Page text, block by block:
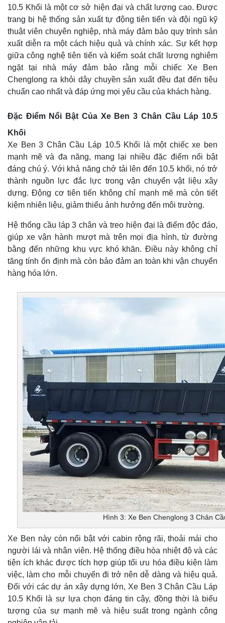
10.5 Khối là một cơ sở hiện đại và chất lượng cao. Được
trang bị hệ thống sản xuất tự động tiên tiến và đội ngũ kỹ
thuật viên chuyên nghiệp, nhà máy đảm bảo quy trình sản
xuất diễn ra một cách hiệu quả và chính xác. Sự kết hợp
giữa công nghệ tiên tiến và kiểm soát chất lượng nghiêm
ngặt tại nhà máy đảm bảo rằng mỗi chiếc Xe Ben
Chenglong ra khỏi dây chuyền sản xuất đều đạt đến tiêu
chuẩn cao nhất và đáp ứng mọi yêu cầu của khách hàng.
Đặc Điểm Nổi Bật Của Xe Ben 3 Chân Cầu Láp 10.5
Khối
Xe Ben 3 Chân Cầu Láp 10.5 Khối là một chiếc xe ben
mạnh mẽ và đa năng, mang lại nhiều đặc điểm nổi bật
đáng chú ý. Với khả năng chở tải lên đến 10.5 khối, nó trở
thành nguồn lực đắc lực trong vận chuyển vật liệu xây
dựng. Động cơ tiên tiến không chỉ mạnh mẽ mà còn tiết
kiệm nhiên liệu, giảm thiểu ảnh hưởng đến môi trường.
Hệ thống cầu láp 3 chân và treo hiện đại là điểm độc đáo,
giúp xe vận hành mượt mà trên mọi địa hình, từ đường
bằng đến những khu vực khó khăn. Điều này không chỉ
tăng tính ổn định mà còn bảo đảm an toàn khi vận chuyển
hàng hóa lớn.
Hình 3: Xe Ben Chenglong 3 Chân
Xe Ben này còn nổi bật với cabin rộng rãi, thoải mái cho
người lái và nhân viên. Hệ thống điều hòa nhiệt độ và các
tiện ích khác được tích hợp giúp tối ưu hóa điều kiện làm
việc, làm cho mỗi chuyến đi trở nên dễ dàng và hiệu quả.
Đối với các dự án xây dựng lớn, Xe Ben 3 Chân Cầu Láp
10.5 Khối là sự lựa chọn đáng tin cậy, đồng thời là biểu
tượng của sự mạnh mẽ và hiệu suất trong ngành công